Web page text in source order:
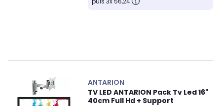
ANTARION
TV LED ANTARION Pack Tv Led 16"
40cm Full Hd + Support